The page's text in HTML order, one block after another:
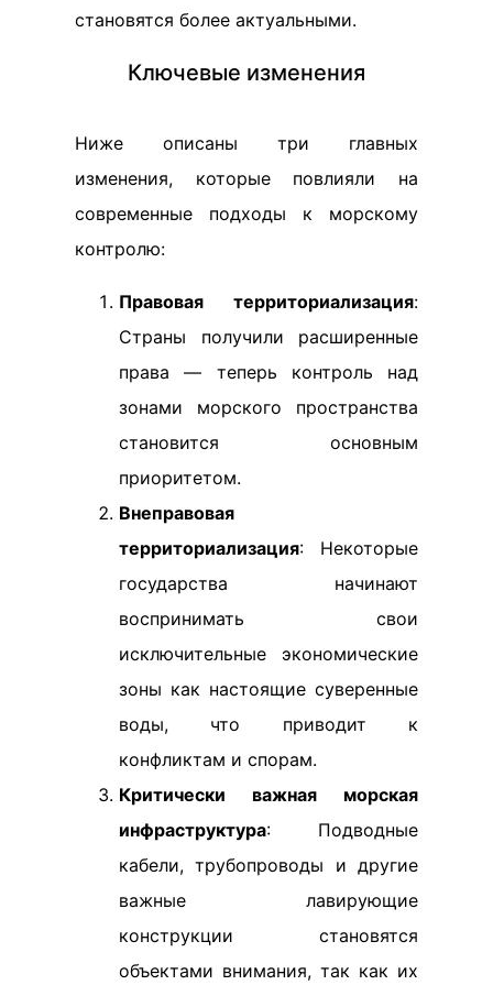
становятся более актуальными.
Ключевые изменения
Ниже описаны три главных
изменения, которые повлияли на
современные подходы к морскому
контролю:
Правовая территориализация:
Страны получили расширенные
права — теперь контроль над
зонами морского пространства
становится основным
приоритетом.
Внеправовая
территориализация: Некоторые
государства начинают
воспринимать свои
исключительные экономические
зоны как настоящие суверенные
воды, что приводит к
конфликтам и спорам.
Критически важная морская
инфраструктура: Подводные
кабели, трубопроводы и другие
важные лавирующие
конструкции становятся
объектами внимания, так как их